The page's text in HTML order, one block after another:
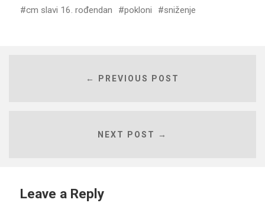
cm slavi 16. rođendan
pokloni sniženje
← PREVIOUS POST
NEXT POST →
Leave a Reply